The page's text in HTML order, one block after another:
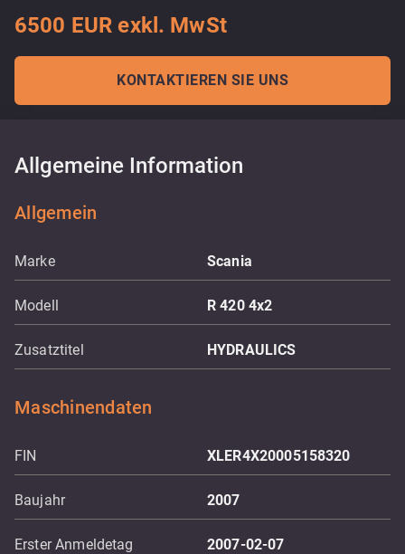
6500 EUR exkl. MwSt
KONTAKTIEREN SIE UNS
Allgemeine Information
Allgemein
Marke Scania
Modell R 420 4x2
Zusatztitel HYDRAULICS
Maschinendaten
FIN XLER4X20005158320
Baujahr 2007
Erster Anmeldetag 2007-02-07